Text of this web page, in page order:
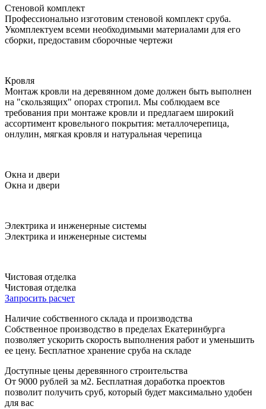
Стеновой комплект
Профессионально изготовим стеновой комплект сруба.
Укомплектуем всеми необходимыми материалами для его
сборки, предоставим сборочные чертежи
Кровля
Монтаж кровли на деревянном доме должен быть выполнен
на "скользящих" опорах стропил. Мы соблюдаем все
требования при монтаже кровли и предлагаем широкий
ассортимент кровельного покрытия: металлочерепица,
онлулин, мягкая кровля и натуральная черепица
Окна и двери
Окна и двери
Электрика и инженерные системы
Электрика и инженерные системы
Чистовая отделка
Чистовая отделка
Запросить расчет
Наличие собственного склада и производства
Собственное производство в пределах Екатеринбурга
позволяет ускорить скорость выполнения работ и уменьшить
ее цену. Бесплатное хранение сруба на складе
Доступные цены деревянного строительства
От 9000 рублей за м2. Бесплатная доработка проектов
позволит получить сруб, который будет максимально удобен
для вас